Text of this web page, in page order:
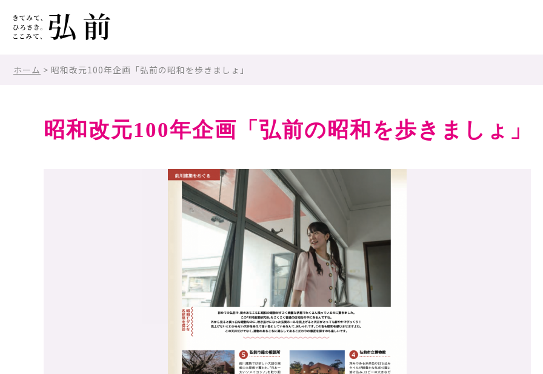
ホーム > 昭和改元100年企画「弘前の昭和を歩きましょ」
昭和改元100年企画「弘前の昭和を歩きましょ」